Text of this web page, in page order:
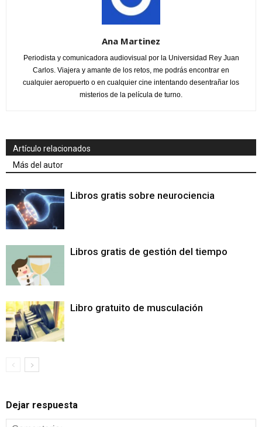
Ana Martinez
Periodista y comunicadora audiovisual por la Universidad Rey Juan
Carlos. Viajera y amante de los retos, me podrás encontrar en
cualquier aeropuerto o en cualquier cine intentando desentrañar los
misterios de la película de turno.
Artículo relacionados
Más del autor
Libros gratis sobre neurociencia
Libros gratis de gestión del tiempo
Libro gratuito de musculación
Dejar respuesta